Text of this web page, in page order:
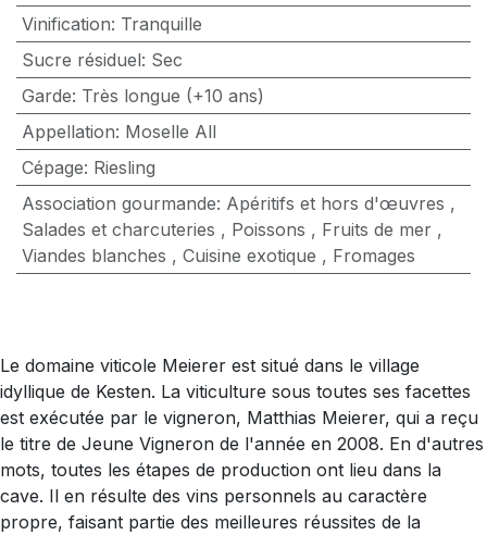
Vinification: Tranquille
Sucre résiduel: Sec
Garde: Très longue (+10 ans)
Appellation: Moselle All
Cépage: Riesling
Association gourmande: Apéritifs et hors d'œuvres ,
Salades et charcuteries , Poissons , Fruits de mer,
Viandes blanches , Cuisine exotique , Fromages
Le domaine viticole Meierer est situé dans le village
idyllique de Kesten. La viticulture sous toutes ses facettes
est exécutée par le vigneron, Matthias Meierer, qui a reçu
le titre de Jeune Vigneron de l'année en 2008. En d'autres
mots, toutes les étapes de production ont lieu dans la
cave. Il en résulte des vins personnels au caractère
propre, faisant partie des meilleures réussites de la